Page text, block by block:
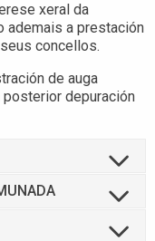
xeral da
ademais a prestación
concellos.
de auga
depuración